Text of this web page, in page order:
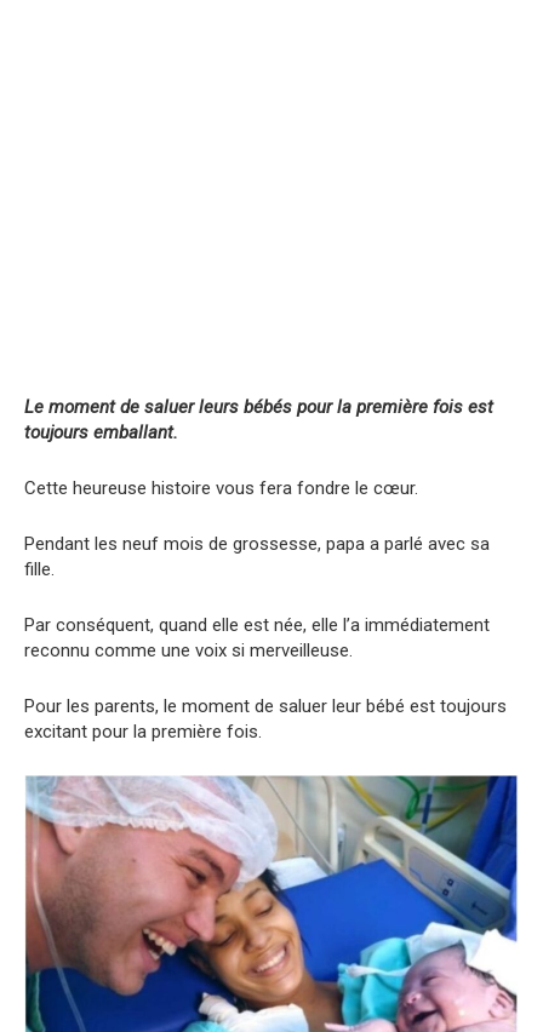
Le moment de saluer leurs bébés pour la première fois est
toujours emballant.
Cette heureuse histoire vous fera fondre le cœur.
Pendant les neuf mois de grossesse, papa a parlé avec sa
fille.
Par conséquent, quand elle est née, elle l’a immédiatement
reconnu comme une voix si merveilleuse.
Pour les parents, le moment de saluer leur bébé est toujours
excitant pour la première fois.